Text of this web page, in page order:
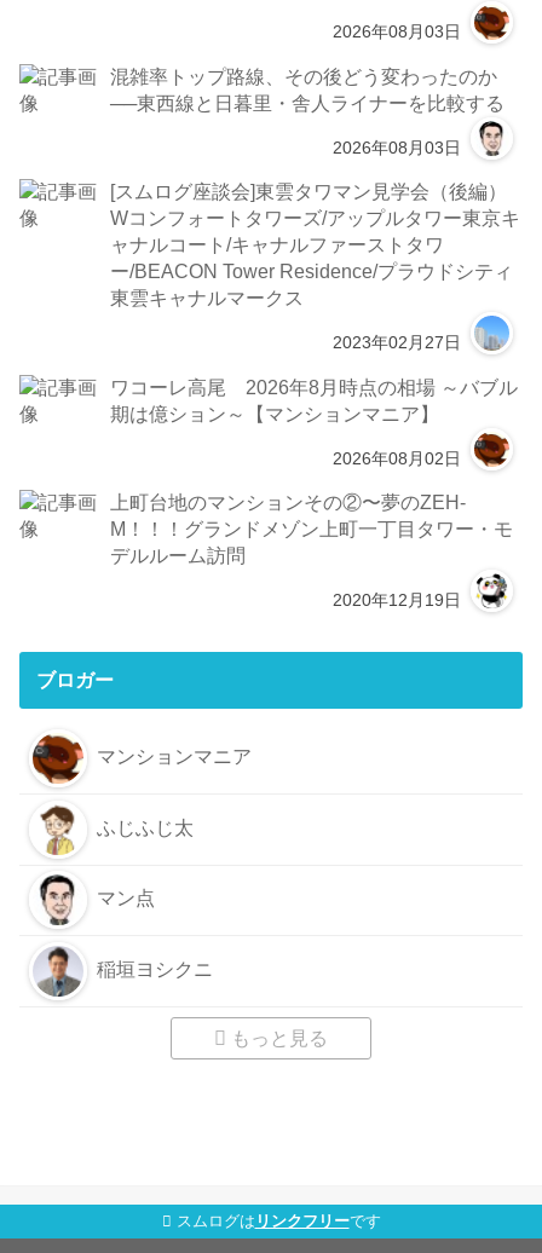
2026年08月03日
混雑率トップ路線、その後どう変わったのか
──東西線と日暮里・舎人ライナーを比較する
2026年08月03日
[スムログ座談会]東雲タワマン見学会（後編）
Wコンフォートタワーズ/アップルタワー東京キ
ャナルコート/キャナルファーストタワ
ー/BEACON Tower Residence/プラウドシティ
東雲キャナルマークス
2023年02月27日
ワコーレ高尾 2026年8月時点の相場 ～バブル
期は億ション～【マンションマニア】
2026年08月02日
上町台地のマンションその②〜夢のZEH-
M！！！グランドメゾン上町一丁目タワー・モ
デルルーム訪問
2020年12月19日
ブロガー
マンションマニア
ふじふじ太
マン点
稲垣ヨシクニ
もっと見る
スムログは リンクフリーです